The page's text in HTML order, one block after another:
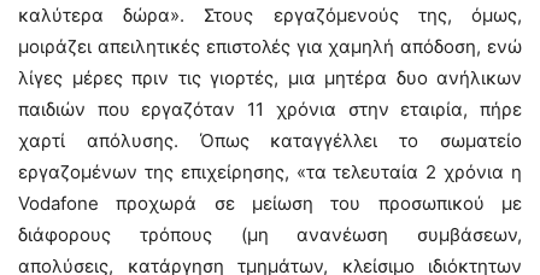
καλύτερα δώρα». Στους εργαζόμενούς της, όμως,
μοιράζει απειλητικές επιστολές για χαμηλή απόδοση, ενώ
λίγες μέρες πριν τις γιορτές, μια μητέρα δυο ανήλικων
παιδιών που εργαζόταν 11 χρόνια στην εταιρία, πήρε
χαρτί απόλυσης. Όπως καταγγέλλει το σωματείο
εργαζομένων της επιχείρησης, «τα τελευταία 2 χρόνια η
Vodafone προχωρά σε μείωση του προσωπικού με
διάφορους τρόπους (μη ανανέωση συμβάσεων,
απολύσεις, κατάργηση τμημάτων, κλείσιμο ιδιόκτητων